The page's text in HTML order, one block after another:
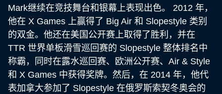
Mark继续在竞技舞台和银幕上表现出色。 2012 年，
他在 X Games 上赢得了 Big Air 和 Slopestyle 类别
的双金。他还在美国公开赛上取得了胜利，并在
TTR 世界单板滑雪巡回赛的 Slopestyle 整体排名中
称霸，同时在露水巡回赛、欧洲公开赛、Air & Style
和 X Games 中获得奖牌。然后，在 2014 年，他代
表加拿大参加了 Slopestyle 在俄罗斯索契冬奥会的